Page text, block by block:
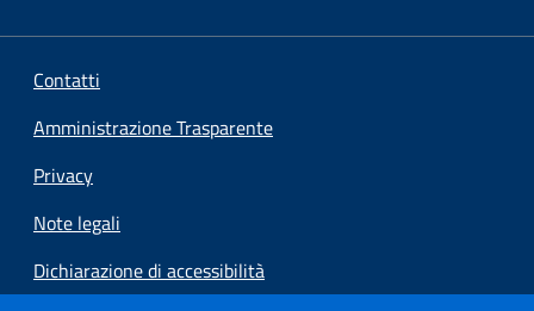
Contatti
Amministrazione Trasparente
Privacy
Note legali
Dichiarazione di accessibilità